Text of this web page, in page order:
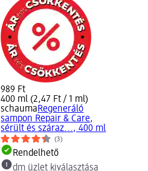
989 Ft
400 ml (2,47 Ft / 1 ml)
schaumaRegeneráló
sampon Repair & Care,
sérült és száraz..., 400 ml
(3)
Rendelhető
dm üzlet kiválasztása